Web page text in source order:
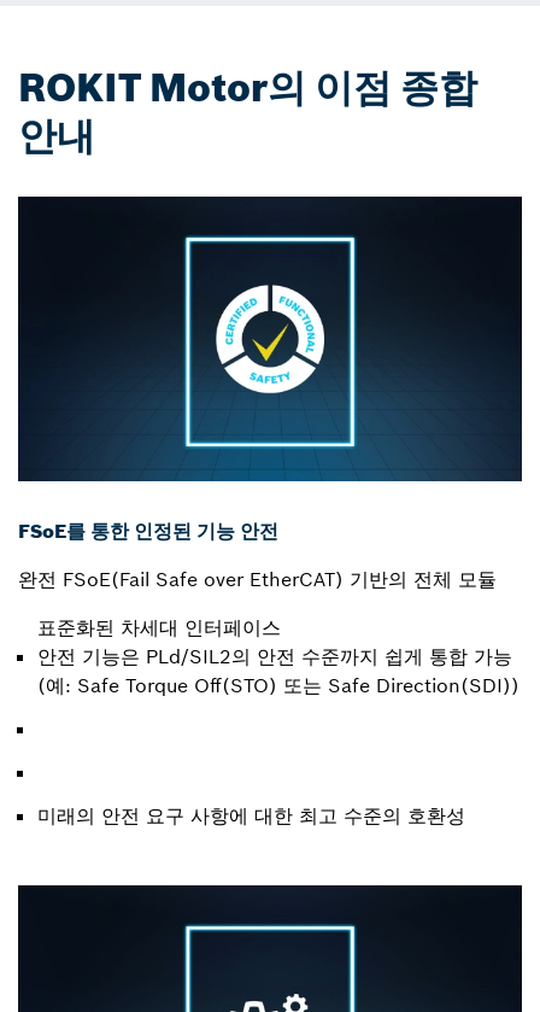
ROKIT Motor의 이점 종합
안내
FSoE를 통한 인정된 기능 안전
완전 FSoE(Fail Safe over EtherCAT) 기반의 전체 모듈
표준화된 차세대 인터페이스
안전 기능은 PLd/SIL2의 안전 수준까지 쉽게 통합 가능
(예: Safe Torque Off(STO) 또는 Safe Direction(SDI))
미래의 안전 요구 사항에 대한 최고 수준의 호환성